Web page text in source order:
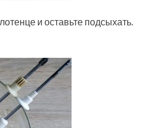
и оставьте подсыхать.